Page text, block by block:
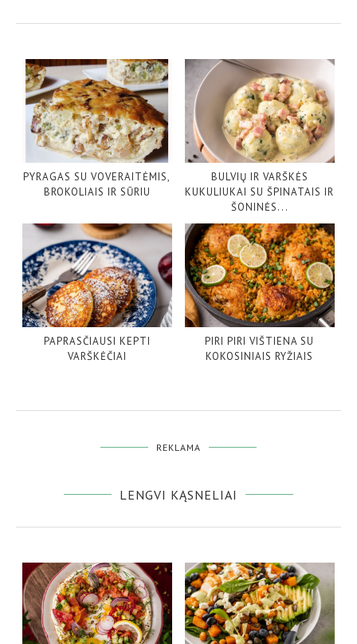
PYRAGAS SU VOVERAITĖMIS,
BROKOLIAIS IR SŪRIU
BULVIŲ IR VARŠKĖS
KUKULIUKAI SU ŠPINATAIS IR
ŠONINĖS...
PAPRASČIAUSI KEPTI
VARŠKĖČIAI
PIRI PIRI VIŠTIENA SU
KOKOSINIAIS RYŽIAIS
REKLAMA
LENGVI KĄSNELIAI